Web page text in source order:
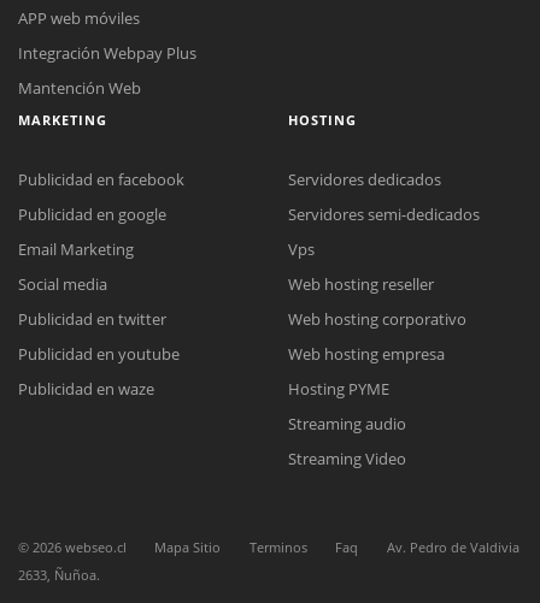
Reunión online
Nuestros ejecutivos le enviarán un correo electrónico con el enlace a
Meet para la reunión online.
Cotización
Chat Online
Todos nuestros ejecutivos están fuera de línea. Complete el formulario
APP web móviles
Integración Webpay Plus
Mantención Web
MARKETING
Publicidad en facebook
Publicidad en google
Email Marketing
Social media
Publicidad en twitter
Publicidad en youtube
Publicidad en waze
HOSTING
Servidores dedicados
Servidores semi-dedicados
Vps
Web hosting reseller
Web hosting corporativo
Web hosting empresa
Hosting PYME
Streaming audio
Streaming Video
© 2026 webseo.cl Mapa Sitio Terminos Faq
Av. Pedro de Valdivia
2633, Ñuñoa.